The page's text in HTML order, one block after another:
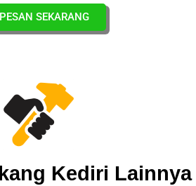
SEKARANG
Kediri Lainnya